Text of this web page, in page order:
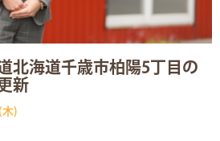
北海道千歳市柏陽5丁目の
新
)